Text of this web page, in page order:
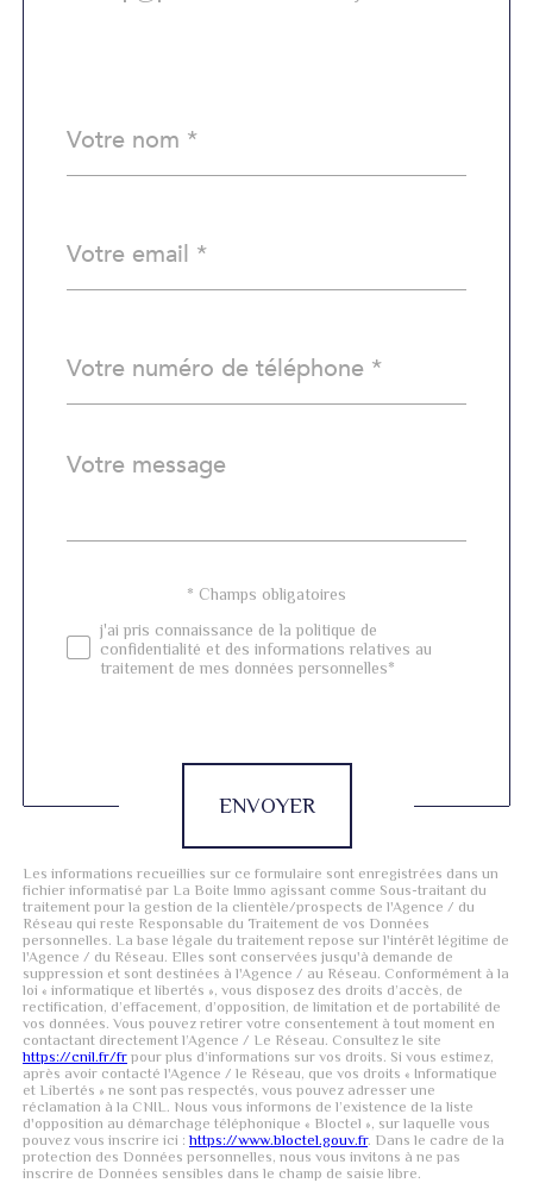
par
défaut
*
*
*
Fieldset
Message
*
Validation* Champs obligatoires
j'ai pris connaissance de la politique de
confidentialité et des informations relatives au
traitement de mes données personnelles*
ENVOYER
Les informations recueillies sur ce formulaire sont enregistrées dans un
fichier informatisé par La Boite Immo agissant comme Sous-traitant du
traitement pour la gestion de la clientèle/prospects de l'Agence / du
Réseau qui reste Responsable du Traitement de vos Données
personnelles. La base légale du traitement repose sur l'intérêt légitime de
l'Agence / du Réseau. Elles sont conservées jusqu'à demande de
suppression et sont destinées à l'Agence / au Réseau. Conformément à la
loi « informatique et libertés », vous disposez des droits d’accès, de
rectification, d’effacement, d’opposition, de limitation et de portabilité de
vos données. Vous pouvez retirer votre consentement à tout moment en
contactant directement l’Agence / Le Réseau. Consultez le site
https://cnil.fr/fr pour plus d’informations sur vos droits. Si vous estimez,
après avoir contacté l'Agence / le Réseau, que vos droits « Informatique
et Libertés » ne sont pas respectés, vous pouvez adresser une
réclamation à la CNIL. Nous vous informons de l’existence de la liste
d'opposition au démarchage téléphonique « Bloctel », sur laquelle vous
pouvez vous inscrire ici : https://www.bloctel.gouv.fr. Dans le cadre de la
protection des Données personnelles, nous vous invitons à ne pas
inscrire de Données sensibles dans le champ de saisie libre.